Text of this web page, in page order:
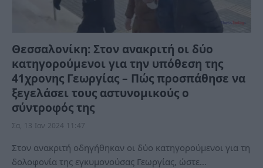
Θεσσαλονίκη: Στον ανακριτή οι δύο
κατηγορούμενοι για την υπόθεση της
41χρονης Γεωργίας – Πώς προσπάθησε να
ξεγελάσει τους αστυνομικούς ο
σύντροφός της
Σα, 13 Ιαν 2024 11:47
Στον ανακριτή οδηγήθηκαν οι δύο κατηγορούμενοι για τη
δολοφονία της εγκυμονούσας Γεωργίας, ώστε…